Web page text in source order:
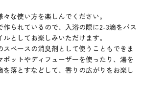
な使い方を楽しんでください。
作られているので、入浴の際に2-3滴をバス
としてお楽しみいただけます。
スペースの消臭剤として使うこともできま
ットやディフューザーを使ったり、湯を
を落とすなどして、香りの広がりをお楽し